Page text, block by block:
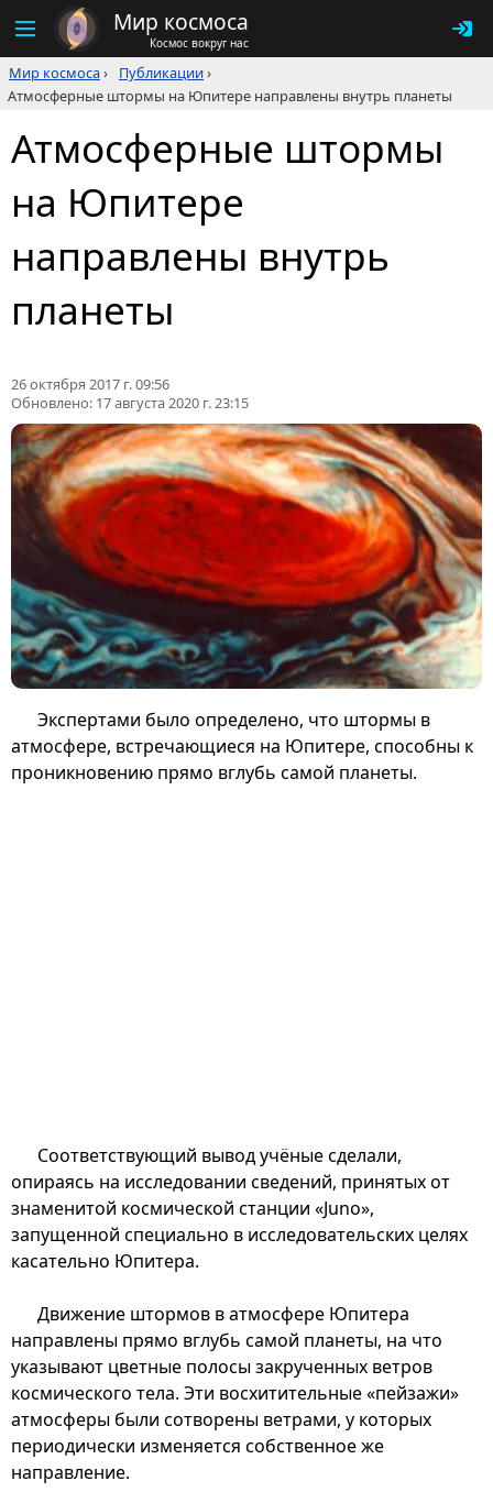
Мир космоса
Космос вокруг нас
Мир космоса› Публикации›
Атмосферные штормы на Юпитере направлены внутрь планеты
Атмосферные штормы
на Юпитере
направлены внутрь
планеты
26 октября 2017 г. 09:56
Обновлено: 17 августа 2020 г. 23:15
Экспертами было определено, что штормы в
атмосфере, встречающиеся на Юпитере, способны к
проникновению прямо вглубь самой планеты.
Соответствующий вывод учёные сделали,
опираясь на исследовании сведений, принятых от
знаменитой космической станции «Juno»,
запущенной специально в исследовательских целях
касательно Юпитера.
Движение штормов в атмосфере Юпитера
направлены прямо вглубь самой планеты, на что
указывают цветные полосы закрученных ветров
космического тела. Эти восхитительные «пейзажи»
атмосферы были сотворены ветрами, у которых
периодически изменяется собственное же
направление.